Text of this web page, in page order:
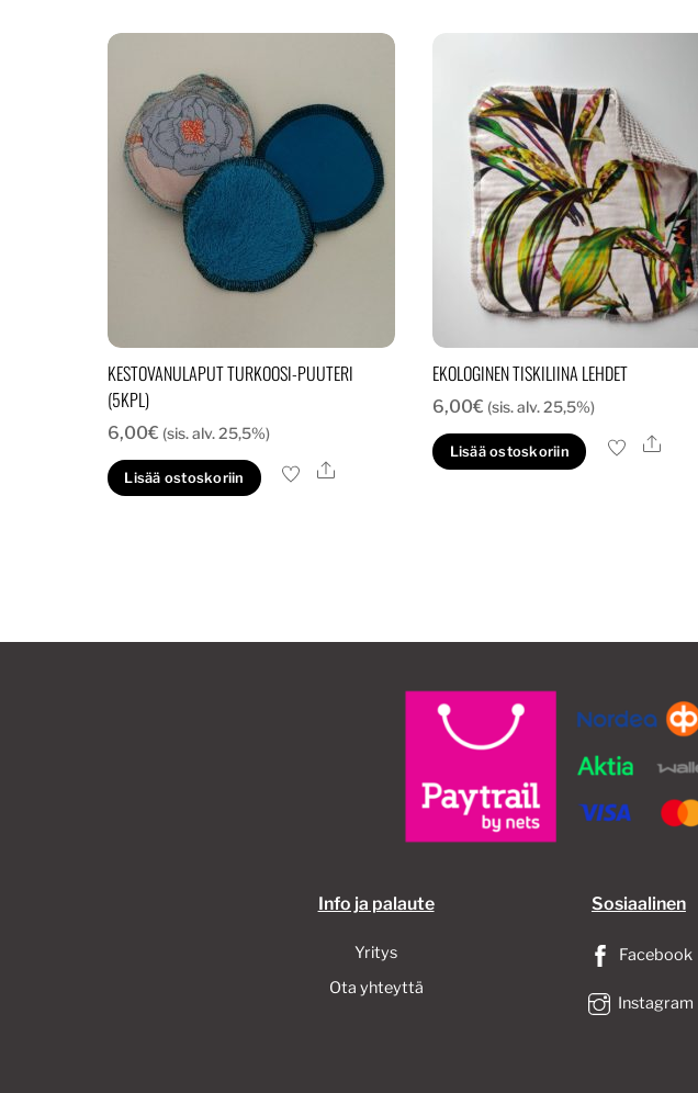
KESTOVANULAPUT TURKOOSI-PUUTERI
(5KPL)
6,00€ (sis. alv. 25,5%)
Lisää ostoskoriin Ale
EKOLOGINEN TISKILIINA LEHDET
6,00€ (sis. alv. 25,5%)
Lisää ostoskoriin Ale
Info ja palaute
Yritys
Ota yhteyttä
Sosiaalinen
Facebook
Instagram